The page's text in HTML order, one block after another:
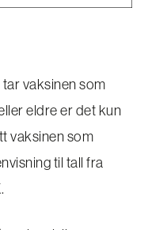
vaksinen som
eldre er det kun
vaksinen som
til tall fra